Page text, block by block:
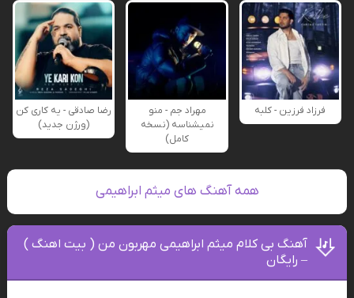
فرزاد فرزین - کلبه
مهراد جم - منو
نمیشناسه (نسخه
کامل)
رضا صادقی - یه کاری کن
(ورژن جدید)
همه آهنگ های میثم ابراهیمی
آهنگ بی کلام میثم ابراهیمی مهربون من ( بیت اهنگ )
– رایگان